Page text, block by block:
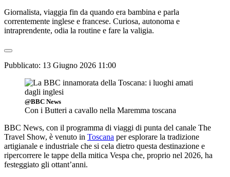
Giornalista, viaggia fin da quando era bambina e parla
correntemente inglese e francese. Curiosa, autonoma e
intraprendente, odia la routine e fare la valigia.
Pubblicato: 13 Giugno 2026 11:00
@BBC News
Con i Butteri a cavallo nella Maremma toscana
BBC News, con il programma di viaggi di punta del canale The
Travel Show, è venuto in Toscana per esplorare la tradizione
artigianale e industriale che si cela dietro questa destinazione e
ripercorrere le tappe della mitica Vespa che, proprio nel 2026, ha
festeggiato gli ottant’anni.